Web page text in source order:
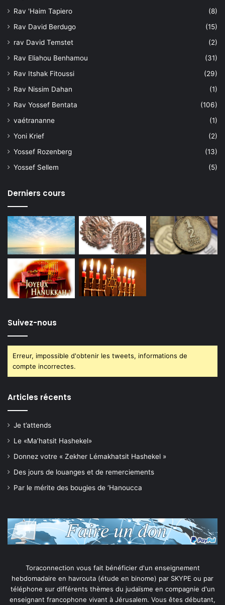
Rav 'Haim Tapiero
(8)
Rav David Berdugo
(15)
rav David Temstet
(2)
Rav Eliahou Benhamou
(31)
Rav Itshak Fitoussi
(29)
Rav Nissim Dahan
(1)
Rav Yossef Bentata
(106)
vaétrananne
(1)
Yoni Krief
(2)
Yossef Rozenberg
(13)
Yossef Sellem
(5)
Derniers cours
Suivez-nous
Erreur, impossible d'obtenir les tweets, informations de
compte incorrectes.
Articles récents
Je t’attends
Le «Ma’hatsit Hashekel»
Donnez votre « Zekher Lémakhatsit Hashekel »
Des jours de louanges et de remerciements
Par le mérite des bougies de ‘Hanoucca
Toraconnection vous fait bénéficier d'un enseignement
hebdomadaire en havrouta (étude en binome) par SKYPE ou par
téléphone sur différents thèmes du judaïsme en compagnie d'un
enseignant francophone vivant à Jérusalem. Vous êtes débutant,